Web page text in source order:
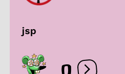
jsp